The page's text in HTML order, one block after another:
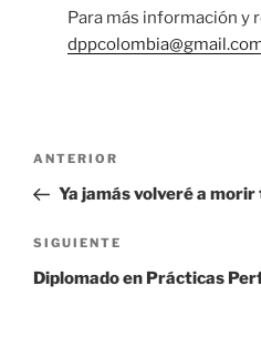
Para más información y
Navegación
entradas
Entrada
anterior
ANTERIOR
Ya jamás volveré a
Siguiente
entrada
SIGUIENTE
Diplomado en Prácticas